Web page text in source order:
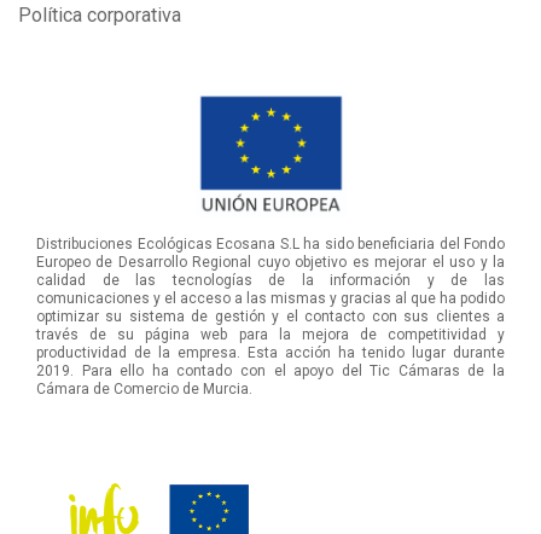
Política corporativa
Distribuciones Ecológicas Ecosana S.L ha sido beneficiaria del Fondo
Europeo de Desarrollo Regional cuyo objetivo es mejorar el uso y la
calidad de las tecnologías de la información y de las
comunicaciones y el acceso a las mismas y gracias al que ha podido
optimizar su sistema de gestión y el contacto con sus clientes a
través de su página web para la mejora de competitividad y
productividad de la empresa. Esta acción ha tenido lugar durante
2019. Para ello ha contado con el apoyo del Tic Cámaras de la
Cámara de Comercio de Murcia.